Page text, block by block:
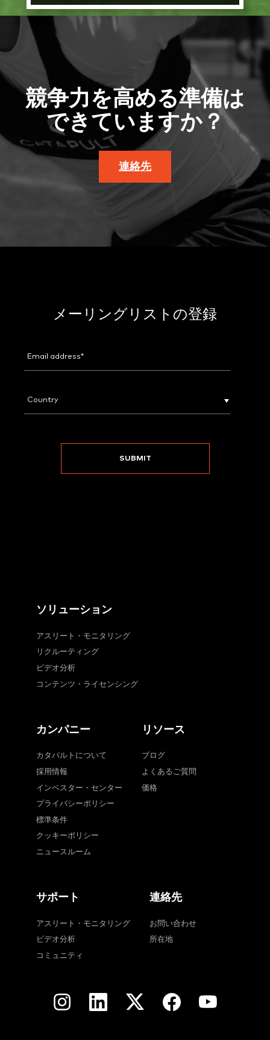
競争力を高める準備は
できていますか？
連絡先
メーリングリストの登録
ソリューション
アスリート・モニタリング
リクルーティング
ビデオ分析
コンテンツ・ライセンシング
カンパニー
カタパルトについて
採用情報
インベスター・センター
プライバシーポリシー
標準条件
クッキーポリシー
ニュースルーム
リソース
ブログ
よくあるご質問
価格
サポート
アスリート・モニタリング
ビデオ分析
コミュニティ
連絡先
お問い合わせ
所在地